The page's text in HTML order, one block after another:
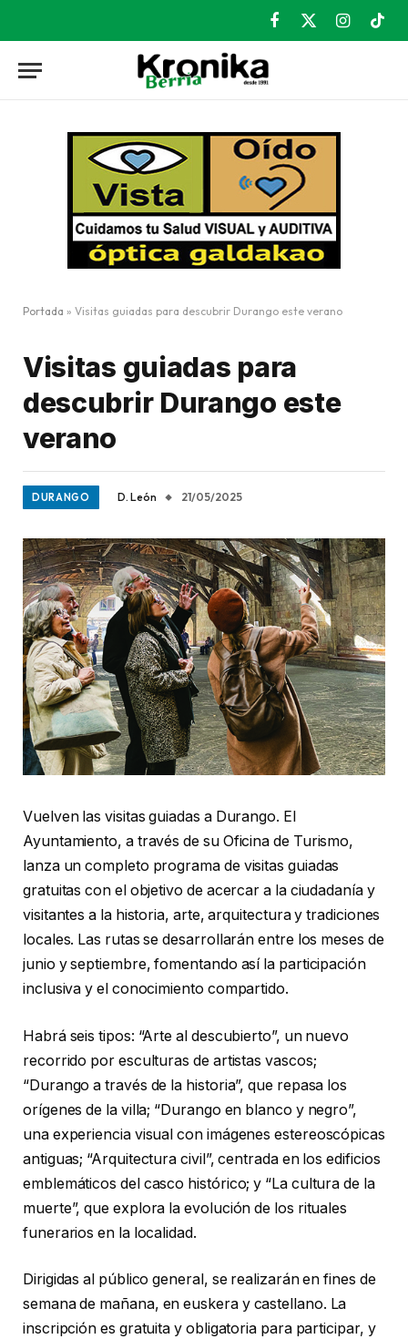
Facebook
X
Instagram
Portada » Visitas guiadas para descubrir Durango este verano
Visitas guiadas para
descubrir Durango este
verano
DURANGO D. León 21/05/2025
Vuelven las visitas guiadas a Durango. El
Ayuntamiento, a través de su Oficina de Turismo,
lanza un completo programa de visitas guiadas
gratuitas con el objetivo de acercar a la ciudadanía y
visitantes a la historia, arte, arquitectura y tradiciones
locales. Las rutas se desarrollarán entre los meses de
junio y septiembre, fomentando así la participación
inclusiva y el conocimiento compartido.
Habrá seis tipos: “Arte al descubierto”, un nuevo
recorrido por esculturas de artistas vascos;
“Durango a través de la historia”, que repasa los
orígenes de la villa; “Durango en blanco y negro”,
una experiencia visual con imágenes estereoscópicas
antiguas; “Arquitectura civil”, centrada en los edificios
emblemáticos del casco histórico; y “La cultura de la
muerte”, que explora la evolución de los rituales
funerarios en la localidad.
Dirigidas al público general, se realizarán en fines de
semana de mañana, en euskera y castellano. La
inscripción es gratuita y obligatoria para participar, y